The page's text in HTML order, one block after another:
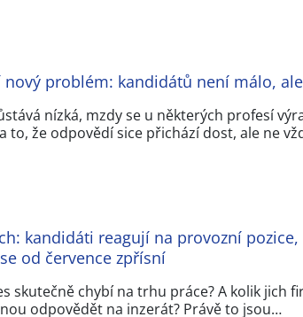
problém: kandidátů není málo,
nízká, mzdy se u některých profesí
to, že odpovědí sice přichází dost, ale ne
kandidáti reagují na provozní
od července zpřísní
skutečně chybí na trhu práce? A kolik jich
odpovědět na inzerát? Právě to jsou…